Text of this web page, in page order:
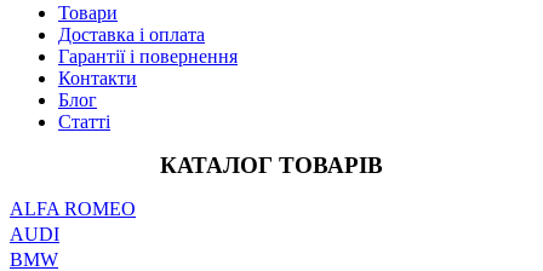
Товари
Доставка і оплата
Гарантії і повернення
Контакти
Блог
Статті
КАТАЛОГ ТОВАРІВ
ALFA ROMEO
AUDI
BMW